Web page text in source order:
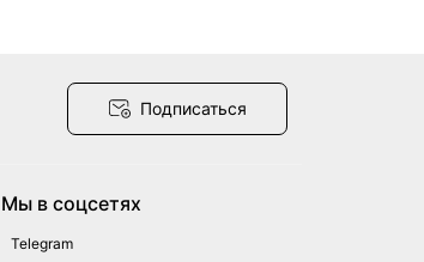
Подписаться
Мы в соцсетях
Telegram